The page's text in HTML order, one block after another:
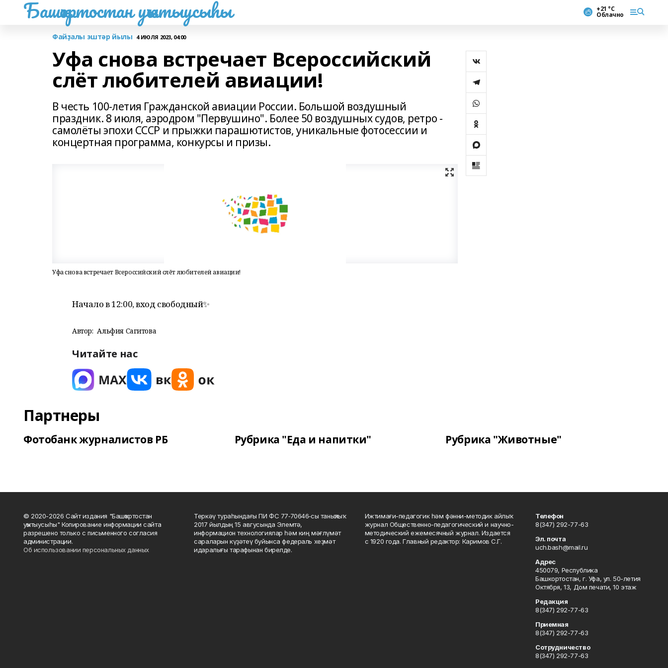
Башҡортостан уҡытыусыһы +21 °С
Облачно
Файҙалы эштәр йылы 4 ИЮЛЯ 2023, 04:00
Уфа снова встречает Всероссийский
слёт любителей авиации!
В честь 100-летия Гражданской авиации России. Большой воздушный
праздник. 8 июля, аэродром "Первушино". Более 50 воздушных судов, ретро -
самолёты эпохи СССР и прыжки парашютистов, уникальные фотосессии и
концертная программа, конкурсы и призы.
Уфа снова встречает Всероссийский слёт любителей авиации!
Начало в 12:00, вход свободный✨
Автор: Альфия Сагитова
Читайте нас
Партнеры
Фотобанк журналистов РБ Рубрика "Еда и напитки" Рубрика "Животные"
© 2020-2026 Сайт издания "Башҡортостан
уҡытыусыһы" Копирование информации сайта
разрешено только с письменного согласия
администрации.
Об использовании персональных данных
Теркәү тураһындағы ПИ ФС 77‑70646‑сы таныҡлыҡ
2017 йылдың 15 авгусында Элемтә,
информацион технологиялар һәм киң мәғлүмәт
сараларын күҙәтеү буйынса федераль хеҙмәт
идаралығы тарафынан бирелде.
Ижтимағи-педагогик һәм фәнни-методик айлыҡ
журнал Общественно-педагогический и научно-
методический ежемесячный журнал. Издается
с 1920 года. Главный редактор: Каримов С.Г.
Телефон
8(347) 292-77-63
Эл. почта
uch.bash@mail.ru
Адрес
450079, Республика
Башкортостан, г. Уфа, ул. 50-летия
Октября, 13, Дом печати, 10 этаж
Редакция
8(347) 292-77-63
Приемная
8(347) 292-77-63
Сотрудничество
8(347) 292-77-63